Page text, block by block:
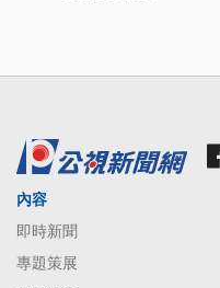
內容
即時新聞
專題策展